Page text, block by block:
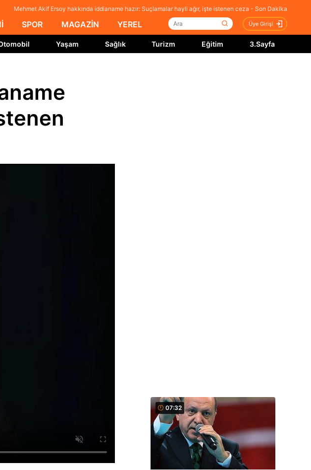
Mehmet Akif Ersoy hakkında iddianame hazır: Suçlamalar hayli ağır, işte istenen ceza - Son Dakika
SPOR MAGAZİN YEREL Üye Girişi
Yaşam Sağlık Turizm Eğitim 3.Sayfa
07:32